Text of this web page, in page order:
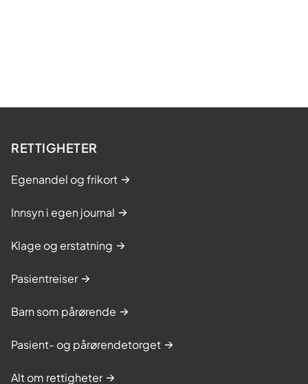
RETTIGHETER
Egenandel og frikort
Innsyn i egen journal
Klage og erstatning
Pasientreiser
Barn som pårørende
Pasient- og pårørendetorget
Alt om rettigheter